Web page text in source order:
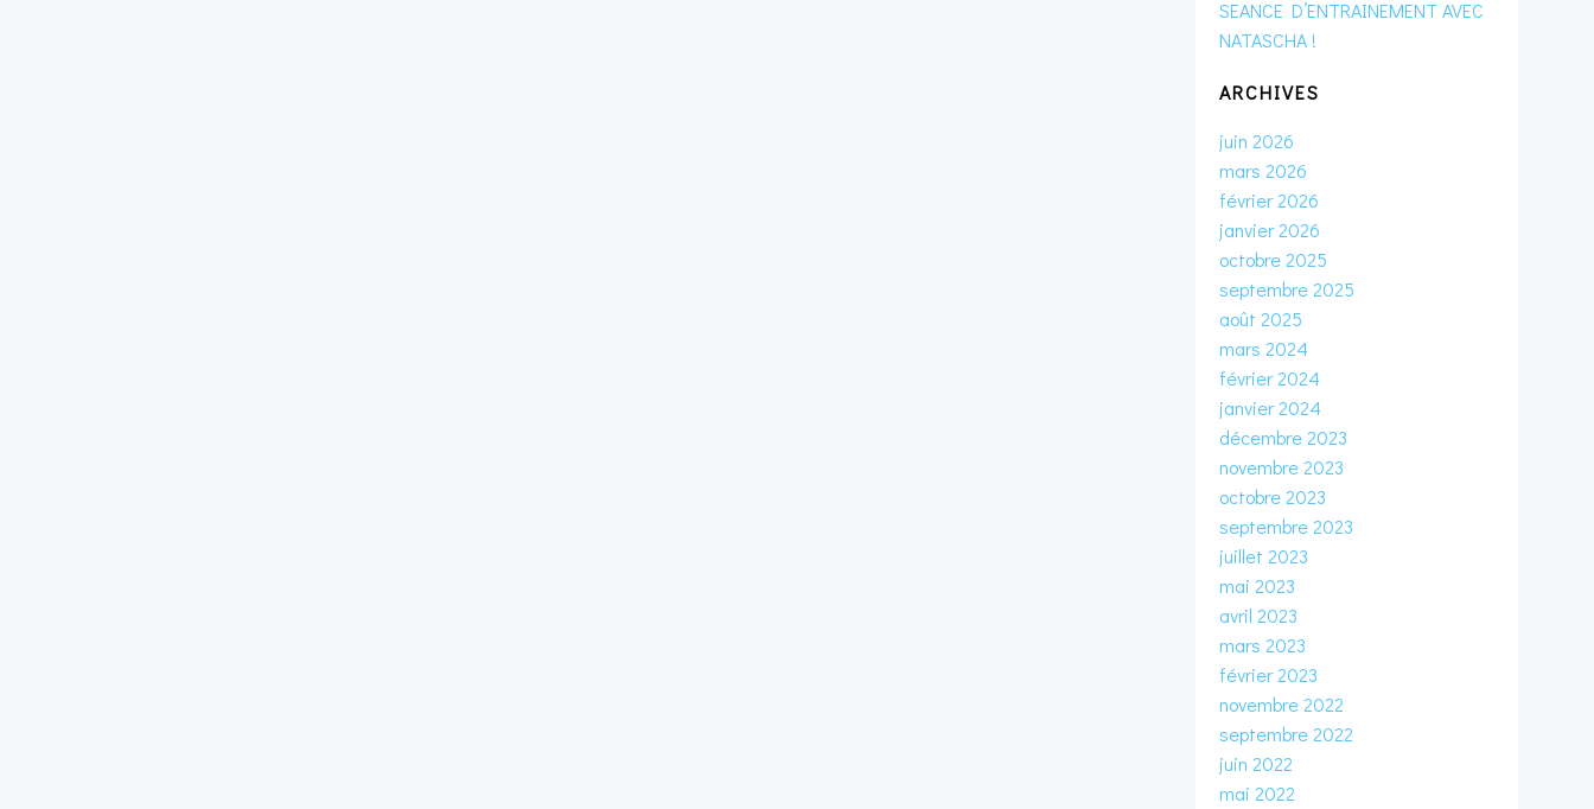
SEANCE D’ENTRAINEMENT AVEC
NATASCHA !
ARCHIVES
juin 2026
mars 2026
février 2026
janvier 2026
octobre 2025
septembre 2025
août 2025
mars 2024
février 2024
janvier 2024
décembre 2023
novembre 2023
octobre 2023
septembre 2023
juillet 2023
mai 2023
avril 2023
mars 2023
février 2023
novembre 2022
septembre 2022
juin 2022
mai 2022